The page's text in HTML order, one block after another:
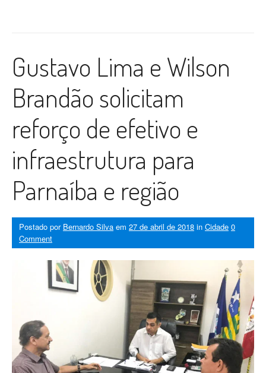
Gustavo Lima e Wilson
Brandão solicitam
reforço de efetivo e
infraestrutura para
Parnaíba e região
Postado por Bernardo Silva em 27 de abril de 2018 in Cidade 0
Comment